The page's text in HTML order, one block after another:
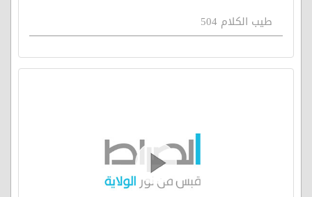
طيب الكلام 504